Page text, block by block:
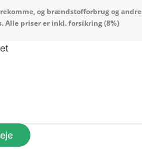
og brændstofforbrug og andre
Alle priser er inkl. forsikring (8%)